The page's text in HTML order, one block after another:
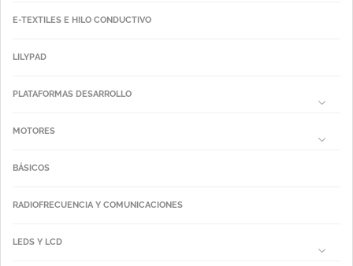
E-TEXTILES E HILO CONDUCTIVO
LILYPAD
PLATAFORMAS DESARROLLO
MOTORES
BÁSICOS
RADIOFRECUENCIA Y COMUNICACIONES
LEDS Y LCD